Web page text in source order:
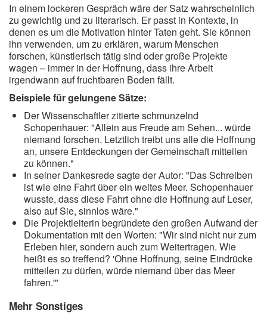
In einem lockeren Gespräch wäre der Satz wahrscheinlich
zu gewichtig und zu literarisch. Er passt in Kontexte, in
denen es um die Motivation hinter Taten geht. Sie können
ihn verwenden, um zu erklären, warum Menschen
forschen, künstlerisch tätig sind oder große Projekte
wagen – immer in der Hoffnung, dass ihre Arbeit
irgendwann auf fruchtbaren Boden fällt.
Beispiele für gelungene Sätze:
Der Wissenschaftler zitierte schmunzelnd
Schopenhauer: "Allein aus Freude am Sehen... würde
niemand forschen. Letztlich treibt uns alle die Hoffnung
an, unsere Entdeckungen der Gemeinschaft mitteilen
zu können."
In seiner Dankesrede sagte der Autor: "Das Schreiben
ist wie eine Fahrt über ein weites Meer. Schopenhauer
wusste, dass diese Fahrt ohne die Hoffnung auf Leser,
also auf Sie, sinnlos wäre."
Die Projektleiterin begründete den großen Aufwand der
Dokumentation mit den Worten: "Wir sind nicht nur zum
Erleben hier, sondern auch zum Weitertragen. Wie
heißt es so treffend? 'Ohne Hoffnung, seine Eindrücke
mitteilen zu dürfen, würde niemand über das Meer
fahren.'"
Mehr Sonstiges